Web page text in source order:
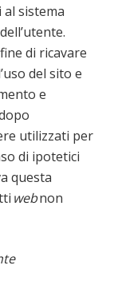
sistema
di ricavare
del sito e
e
utilizzati per
di ipotetici
questa
webnon